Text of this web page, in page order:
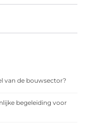
van de bouwsector?
begeleiding voor